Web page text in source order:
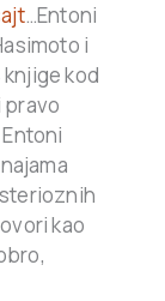
…Entoni
i
kod
kao